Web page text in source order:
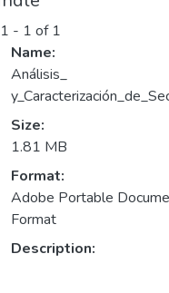
1 - 1 of 1
Name:
Análisis_
Size:
1.81 MB
Format:
Adobe Portable
Format
Description: